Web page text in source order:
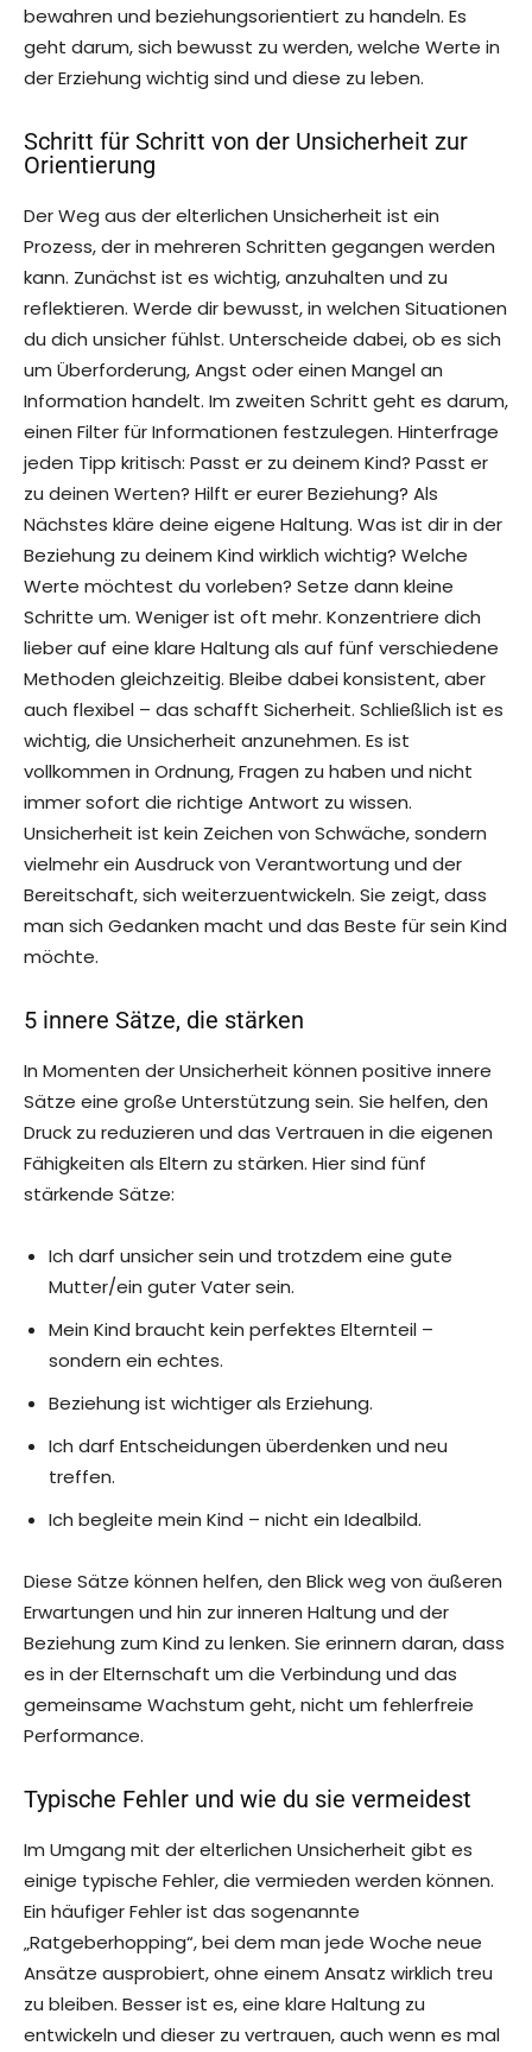
bewahren und beziehungsorientiert zu handeln. Es
geht darum, sich bewusst zu werden, welche Werte in
der Erziehung wichtig sind und diese zu leben.
Schritt für Schritt von der Unsicherheit zur
Orientierung
Der Weg aus der elterlichen Unsicherheit ist ein
Prozess, der in mehreren Schritten gegangen werden
kann. Zunächst ist es wichtig, anzuhalten und zu
reflektieren. Werde dir bewusst, in welchen Situationen
du dich unsicher fühlst. Unterscheide dabei, ob es sich
um Überforderung, Angst oder einen Mangel an
Information handelt. Im zweiten Schritt geht es darum,
einen Filter für Informationen festzulegen. Hinterfrage
jeden Tipp kritisch: Passt er zu deinem Kind? Passt er
zu deinen Werten? Hilft er eurer Beziehung? Als
Nächstes kläre deine eigene Haltung. Was ist dir in der
Beziehung zu deinem Kind wirklich wichtig? Welche
Werte möchtest du vorleben? Setze dann kleine
Schritte um. Weniger ist oft mehr. Konzentriere dich
lieber auf eine klare Haltung als auf fünf verschiedene
Methoden gleichzeitig. Bleibe dabei konsistent, aber
auch flexibel – das schafft Sicherheit. Schließlich ist es
wichtig, die Unsicherheit anzunehmen. Es ist
vollkommen in Ordnung, Fragen zu haben und nicht
immer sofort die richtige Antwort zu wissen.
Unsicherheit ist kein Zeichen von Schwäche, sondern
vielmehr ein Ausdruck von Verantwortung und der
Bereitschaft, sich weiterzuentwickeln. Sie zeigt, dass
man sich Gedanken macht und das Beste für sein Kind
möchte.
5 innere Sätze, die stärken
In Momenten der Unsicherheit können positive innere
Sätze eine große Unterstützung sein. Sie helfen, den
Druck zu reduzieren und das Vertrauen in die eigenen
Fähigkeiten als Eltern zu stärken. Hier sind fünf
stärkende Sätze:
Ich darf unsicher sein und trotzdem eine gute
Mutter/ein guter Vater sein.
Mein Kind braucht kein perfektes Elternteil –
sondern ein echtes.
Beziehung ist wichtiger als Erziehung.
Ich darf Entscheidungen überdenken und neu
treffen.
Ich begleite mein Kind – nicht ein Idealbild.
Diese Sätze können helfen, den Blick weg von äußeren
Erwartungen und hin zur inneren Haltung und der
Beziehung zum Kind zu lenken. Sie erinnern daran, dass
es in der Elternschaft um die Verbindung und das
gemeinsame Wachstum geht, nicht um fehlerfreie
Performance.
Typische Fehler und wie du sie vermeidest
Im Umgang mit der elterlichen Unsicherheit gibt es
einige typische Fehler, die vermieden werden können.
Ein häufiger Fehler ist das sogenannte
„Ratgeberhopping“, bei dem man jede Woche neue
Ansätze ausprobiert, ohne einem Ansatz wirklich treu
zu bleiben. Besser ist es, eine klare Haltung zu
entwickeln und dieser zu vertrauen, auch wenn es mal